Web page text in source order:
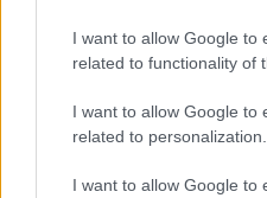
I want to allow Google to
related to functionality of
I want to allow Google to
related to personalization.
I want to allow Google to